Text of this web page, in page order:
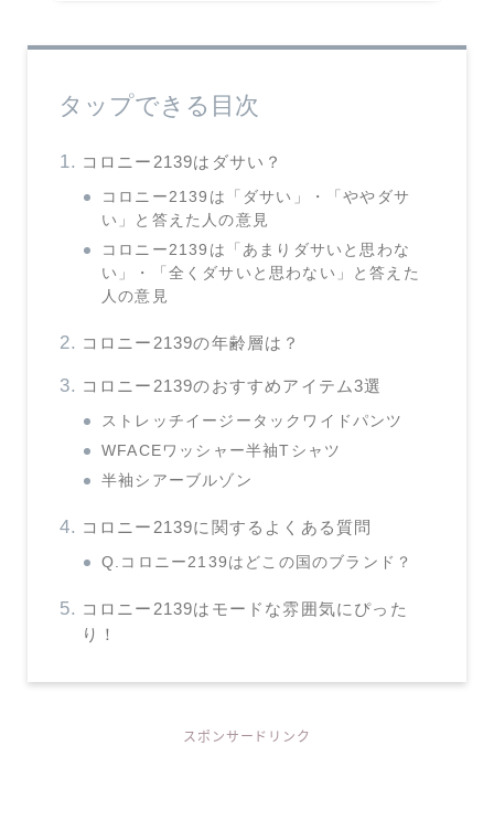
タップできる目次
コロニー2139はダサい？
コロニー2139は「ダサい」・「ややダサ
い」と答えた人の意見
コロニー2139は「あまりダサいと思わな
い」・「全くダサいと思わない」と答えた
人の意見
コロニー2139の年齢層は？
コロニー2139のおすすめアイテム3選
ストレッチイージータックワイドパンツ
WFACEワッシャー半袖Tシャツ
半袖シアーブルゾン
コロニー2139に関するよくある質問
Q.コロニー2139はどこの国のブランド？
コロニー2139はモードな雰囲気にぴった
り！
スポンサードリンク